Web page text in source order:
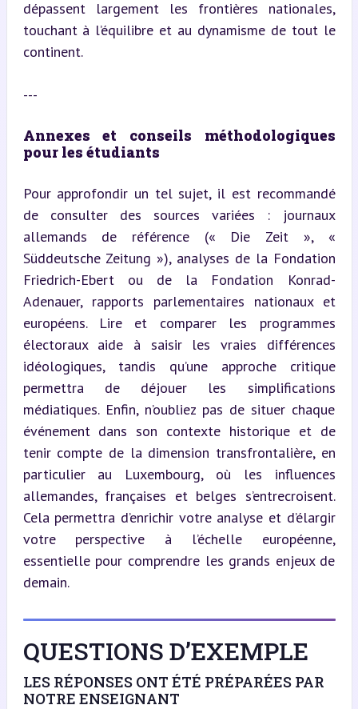
dépassent largement les frontières nationales,
touchant à l’équilibre et au dynamisme de tout le
continent.
---
Annexes et conseils méthodologiques
pour les étudiants
Pour approfondir un tel sujet, il est recommandé
de consulter des sources variées : journaux
allemands de référence (« Die Zeit », «
Süddeutsche Zeitung »), analyses de la Fondation
Friedrich-Ebert ou de la Fondation Konrad-
Adenauer, rapports parlementaires nationaux et
européens. Lire et comparer les programmes
électoraux aide à saisir les vraies différences
idéologiques, tandis qu’une approche critique
permettra de déjouer les simplifications
médiatiques. Enfin, n’oubliez pas de situer chaque
événement dans son contexte historique et de
tenir compte de la dimension transfrontalière, en
particulier au Luxembourg, où les influences
allemandes, françaises et belges s’entrecroisent.
Cela permettra d’enrichir votre analyse et d’élargir
votre perspective à l’échelle européenne,
essentielle pour comprendre les grands enjeux de
demain.
QUESTIONS D’EXEMPLE
LES RÉPONSES ONT ÉTÉ PRÉPARÉES PAR
NOTRE ENSEIGNANT